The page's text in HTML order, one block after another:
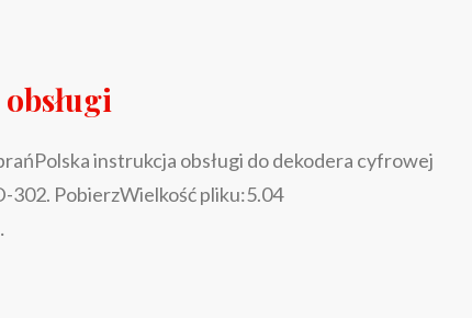
instrukcja obsługi do dekodera cyfrowej
302. PobierzWielkość pliku:5.04